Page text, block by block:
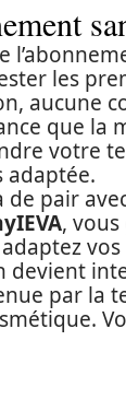
les
aucune
que la
votre
adaptée.
de pair
,
devient
par la